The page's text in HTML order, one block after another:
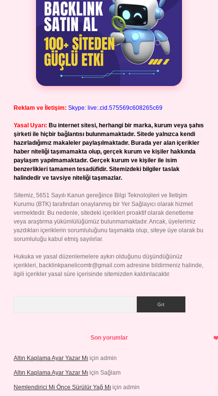
Reklam ve İletişim: Skype: live:.cid.575569c608265c69
Yasal Uyarı: Bu internet sitesi, herhangi bir marka, kurum veya şahıs
şirketi ile hiçbir bağlantısı bulunmamaktadır. Sitede yalnızca kendi
hazırladığımız makaleler paylaşılmaktadır. Burada yer alan içerikler
haber niteliği taşımamakta olup, gerçek kurum ve kişiler hakkında
paylaşım yapılmamaktadır. Gerçek kurum ve kişiler ile isim
benzerlikleri tamamen tesadüfidir. Sitemizdeki bilgiler taslak
halindedir ve tavsiye niteliği taşımazlar.
Sitemiz, 5651 Sayılı Kanun gereğince Bilgi Teknolojileri ve İletişim
Kurumu (BTK) tarafından onaylanmış bir Yer Sağlayıcı olarak hizmet
vermektedir. Bu nedenle, sitedeki içerikleri proaktif olarak denetleme
veya araştırma yükümlülüğümüz bulunmamaktadır. Ancak, üyelerimiz
yazdıkları içeriklerin sorumluluğunu taşımakta olup, siteye üye olarak bu
sorumluluğu kabul etmiş sayılırlar.
Hukuka ve yasal düzenlemelere aykırı olduğunu düşündüğünüz
içerikleri, backlinkpanelicomtr@gmail.com adresine bildirmeniz halinde,
ilgili içerikler yasal süre içerisinde sitemizden kaldırılacaktır.
Son yorumlar
Altın Kaplama Ayar Yazar Mı için admin
Altın Kaplama Ayar Yazar Mı için Sağlam
Nemlendirici Mi Önce Sürülür Yağ Mı için admin